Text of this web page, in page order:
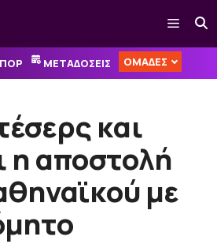
Μενού
ΜΕΤΑΔΟΣΕΙΣ ΟΜΑΔΕΣ
και
η αποστολή
με